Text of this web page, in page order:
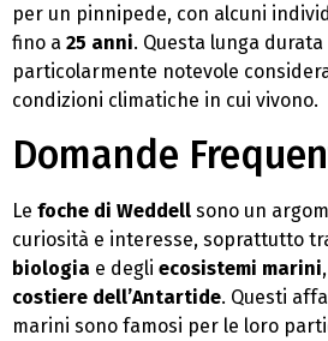
per un pinnipede, con alcuni
fino a 25 anni. Questa lunga
particolarmente notevole
condizioni climatiche in cui vivono.
Domande
Le foche di Weddell sono un
curiosità e interesse, soprattutto
biologia e degli ecosistemi marini
costiere dell’Antartide. Questi
marini sono famosi per le loro